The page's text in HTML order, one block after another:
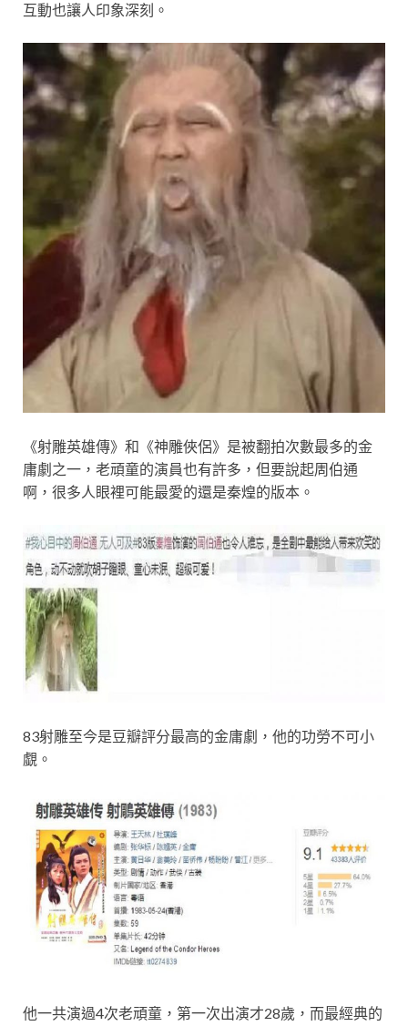
互動也讓人印象深刻。
《射雕英雄傳》和《神雕俠侶》是被翻拍次數最多的金
庸劇之一，老頑童的演員也有許多，但要說起周伯通
啊，很多人眼裡可能最愛的還是秦煌的版本。
83射雕至今是豆瓣評分最高的金庸劇，他的功勞不可小
覷。
他一共演過4次老頑童，第一次出演才28歲，而最經典的